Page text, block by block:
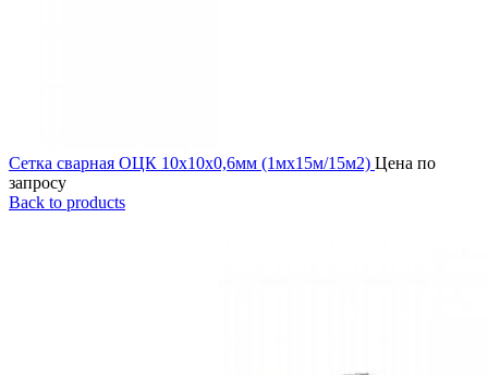
Сетка сварная ОЦК 10х10х0,6мм (1мх15м/15м2) Цена по
запросу
Back to products